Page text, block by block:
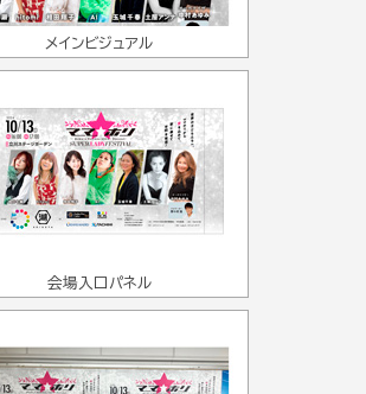
メインビジュアル
会場入口パネル